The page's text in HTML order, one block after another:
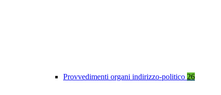
Provvedimenti organi indirizzo-politico 26